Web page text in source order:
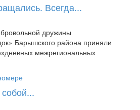
Всегда...
дружины
Барышского района приняли
межрегиональных